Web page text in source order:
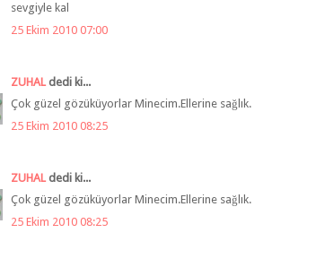
sevgiyle kal
25 Ekim 2010 07:00
ZUHAL dedi ki...
Çok güzel gözüküyorlar Minecim.Ellerine sağlık.
25 Ekim 2010 08:25
ZUHAL dedi ki...
Çok güzel gözüküyorlar Minecim.Ellerine sağlık.
25 Ekim 2010 08:25